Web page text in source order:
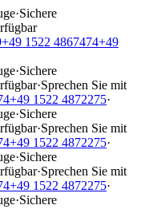
·Sichere
+49 1522 4867474+49
·Sichere
·Sprechen Sie mit
+49 1522 4872275·
·Sichere
·Sprechen Sie mit
+49 1522 4872275·
·Sichere
·Sprechen Sie mit
+49 1522 4872275·
·Sichere